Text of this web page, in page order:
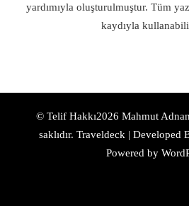
yardımıyla oluşturulmuştur. Tüm
kaydıyla
© Telif Hakkı2026 Mahmut
saklıdır. Traveldeck | Developed
Powered by